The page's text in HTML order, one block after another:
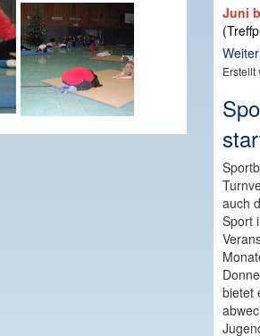
Juni
Erstellt
auch
Sport
bietet